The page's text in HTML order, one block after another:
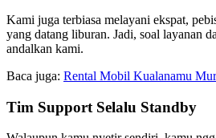
Kami juga terbiasa melayani ekspat,
yang datang liburan. Jadi, soal layanan
andalkan kami.
Baca juga: Rental Mobil Kualanamu
Tim Support Selalu Standby